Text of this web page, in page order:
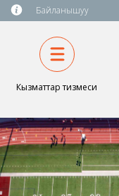
Байланышуу
Кызматтар тизмеси